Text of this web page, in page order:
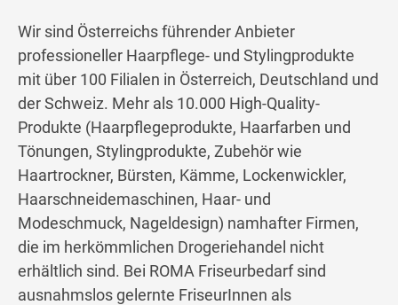
Wir sind Österreichs führender Anbieter
professioneller Haarpflege- und Stylingprodukte
mit über 100 Filialen in Österreich, Deutschland und
der Schweiz. Mehr als 10.000 High-Quality-
Produkte (Haarpflegeprodukte, Haarfarben und
Tönungen, Stylingprodukte, Zubehör wie
Haartrockner, Bürsten, Kämme, Lockenwickler,
Haarschneidemaschinen, Haar- und
Modeschmuck, Nageldesign) namhafter Firmen,
die im herkömmlichen Drogeriehandel nicht
erhältlich sind. Bei ROMA Friseurbedarf sind
ausnahmslos gelernte FriseurInnen als